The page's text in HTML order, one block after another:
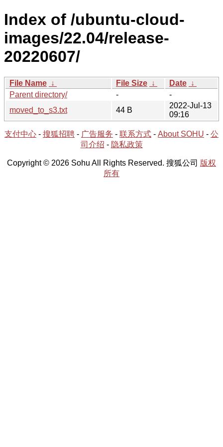
Index of /ubuntu-cloud-
images/22.04/release-
20220607/
File Name ↓ File Size ↓ Date ↓
Parent directory/
-
-
moved_to_s3.txt
44 B
2022-Jul-13
09:16
支付中心 - 搜狐招聘 - 广告服务 - 联系方式 - About SOHU - 公
司介绍 - 隐私政策
Copyright © 2026 Sohu All Rights Reserved. 搜狐公司 版权
所有